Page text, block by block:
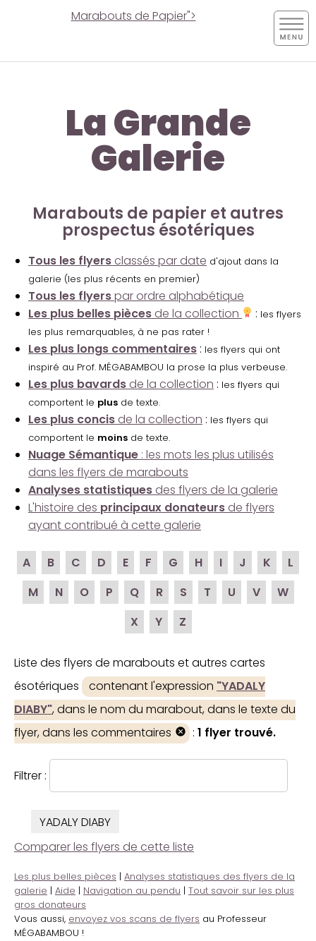
Marabouts de Papier">
La Grande
Galerie
Marabouts de papier et autres
prospectus ésotériques
Tous les flyers classés par date d'ajout dans la
galerie (les plus récents en premier)
Tous les flyerspar ordre alphabétique
Les plus belles pièces de la collection : les flyers
les plus remarquables, à ne pas rater !
Les plus longs commentaires : les flyers qui ont
inspiré au Prof. MÉGABAMBOU la prose la plus verbeuse.
Les plus bavards de la collection : les flyers qui
comportent le plus de texte.
Les plus concis de la collection : les flyers qui
comportent le moins de texte.
Nuage Sémantique : les mots les plus utilisés
dans les flyers de marabouts
Analyses statistiques des flyers de la galerie
L'histoire des principaux donateurs de flyers
ayant contribué à cette galerie
A B C D E F G H I J K
L
M
N O P Q R S T U V
W
X
Y Z
Liste des flyers de marabouts et autres cartes
ésotériques
contenant l'expression "YADALY
DIABY", dans le nom du marabout, dans le texte du
flyer, dans les commentaires
: 1 flyer trouvé.
Filtrer :
YADALY DIABY
Comparer les flyers de cette liste
Les plus belles pièces | Analyses statistiques des flyers de la
galerie | Aide | Navigation au pendu | Tout savoir sur les plus
gros donateurs
Vous aussi, envoyez vos scans de flyers au Professeur
MÉGABAMBOU !